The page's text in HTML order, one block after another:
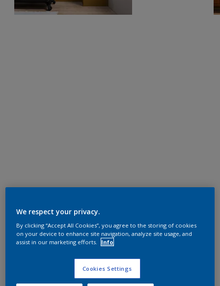
We respect your privacy.
By clicking “Accept All Cookies”, you agree to the storing of cookies
on your device to enhance site navigation, analyze site usage, and
assist in our marketing efforts.
Info
Cookies Settings